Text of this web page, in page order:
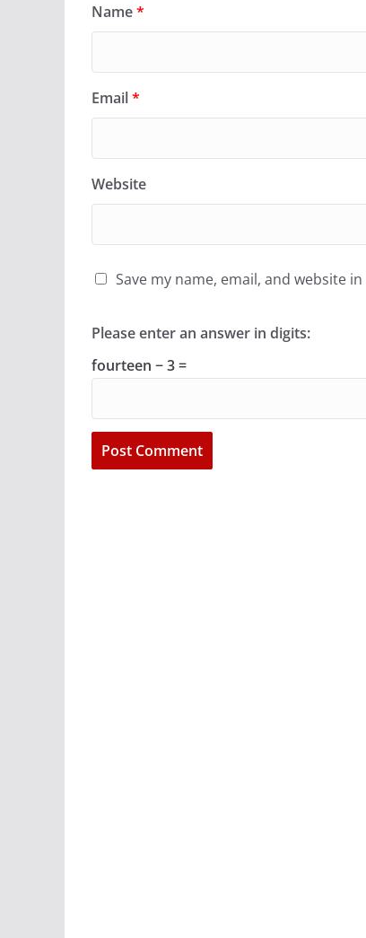
Name*
Email*
Website
Save my name, email, and website
Please enter an answer in digits:
fourteen − 3 =